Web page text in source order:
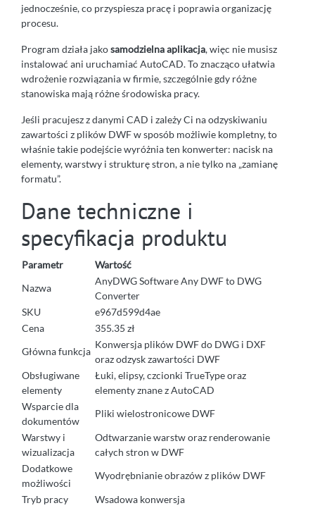
jednocześnie, co przyspiesza pracę i poprawia organizację
procesu.
Program działa jakosamodzielna aplikacja, więc nie musisz
instalować ani uruchamiać AutoCAD. To znacząco ułatwia
wdrożenie rozwiązania w firmie, szczególnie gdy różne
stanowiska mają różne środowiska pracy.
Jeśli pracujesz z danymi CAD i zależy Ci na odzyskiwaniu
zawartości z plików DWF w sposób możliwie kompletny, to
właśnie takie podejście wyróżnia ten konwerter: nacisk na
elementy, warstwy i strukturę stron, a nie tylko na „zamianę
formatu”.
Dane techniczne i
specyfikacja produktu
Parametr
Wartość
Nazwa
AnyDWG Software Any DWF to DWG
Converter
SKU
e967d599d4ae
Cena
355.35 zł
Główna funkcja
Konwersja plików DWF do DWG i DXF
oraz odzysk zawartości DWF
Obsługiwane
elementy
Łuki, elipsy, czcionki TrueType oraz
elementy znane z AutoCAD
Wsparcie dla
dokumentów
Pliki wielostronicowe DWF
Warstwy i
wizualizacja
Odtwarzanie warstw oraz renderowanie
całych stron w DWF
Dodatkowe
możliwości
Wyodrębnianie obrazów z plików DWF
Tryb pracy
Wsadowa konwersja